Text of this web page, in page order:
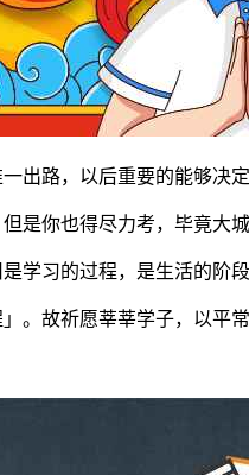
出路，以后重要的能够决
是你也得尽力考，毕竟大
学习的过程，是生活的阶
。故祈愿莘莘学子，以平